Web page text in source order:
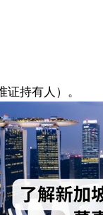
持有人）。